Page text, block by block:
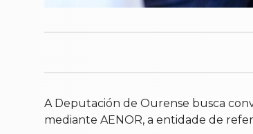
A Deputación de Ourense busca
mediante AENOR, a entidade de